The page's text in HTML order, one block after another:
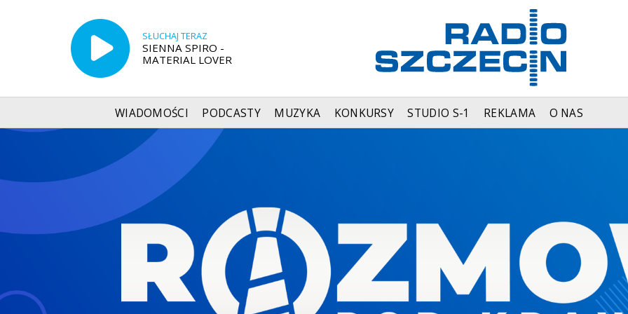
SŁUCHAJ TERAZ
SIENNA SPIRO -
MATERIAL LOVER
WIADOMOŚCI PODCASTY MUZYKA KONKURSY STUDIO S-1 REKLAMA O NAS